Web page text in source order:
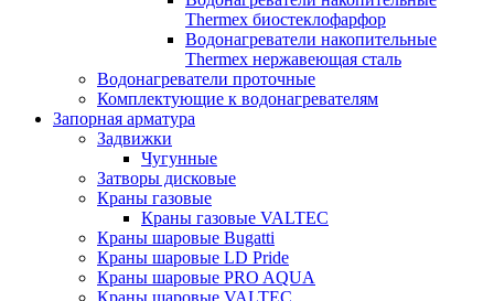
Thermex биостеклофарфор
Водонагреватели накопительные
Thermex нержавеющая сталь
Водонагреватели проточные
Комплектующие к водонагревателям
Запорная арматура
Задвижки
Чугунные
Затворы дисковые
Краны газовые
Краны газовые VALTEC
Краны шаровые Bugatti
Краны шаровые LD Pride
Краны шаровые PRO AQUA
Краны шаровые VALTEC